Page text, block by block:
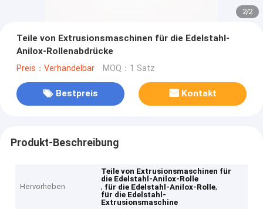
2/2
Teile von Extrusionsmaschinen für die Edelstahl-
Anilox-Rollenabdrücke
Preis：Verhandelbar MOQ：1 Satz
Bestpreis Kontakt
Produkt-Beschreibung
Hervorheben
Teile von Extrusionsmaschinen für
die Edelstahl-Anilox-Rolle
, für die Edelstahl-Anilox-Rolle,
für die Edelstahl-
Extrusionsmaschine